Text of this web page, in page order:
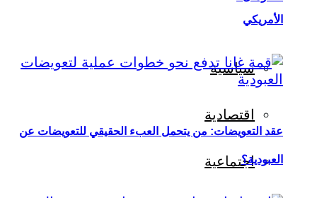
سياسية
اقتصادية
اجتماعية
الأمريكي
عقد التعويضات: من يتحمل العبء الحقيقي للتعويضات عن
العبودية؟